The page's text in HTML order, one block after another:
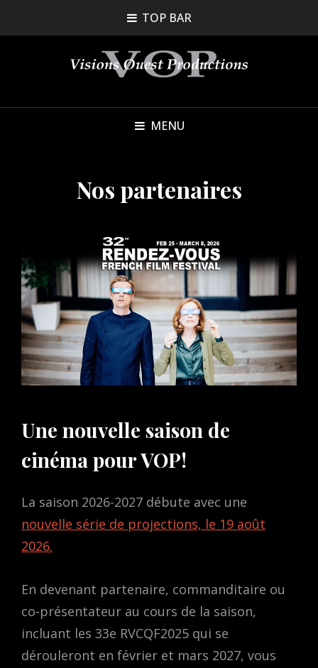
TOP BAR
MENU
Nos partenaires
Une nouvelle saison de
cinéma pour VOP!
La saison 2026-2027 débute avec une
nouvelle série de projections, le 19 août
2026.
En devenant partenaire, commanditaire ou
co-présentateur au cours de la saison,
incluant les 33e RVCQF2025 qui se
dérouleront en février et mars 2027, vous